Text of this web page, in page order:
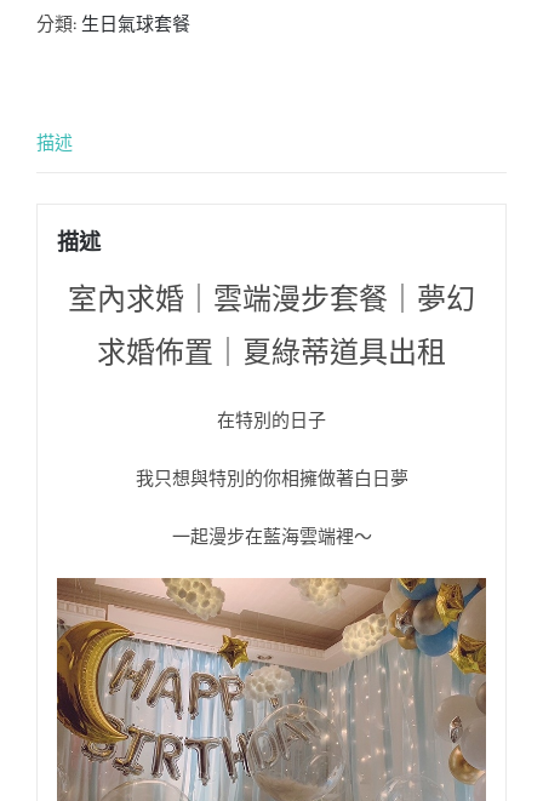
分類: 生日氣球套餐
描述
描述
室內求婚｜雲端漫步套餐｜夢幻
求婚佈置｜夏綠蒂道具出租
在特別的日子
我只想與特別的你相擁做著白日夢
一起漫步在藍海雲端裡～